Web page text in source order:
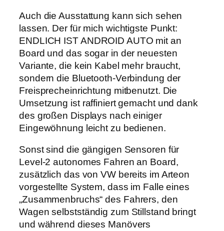
Auch die Ausstattung kann sich sehen
lassen. Der für mich wichtigste Punkt:
ENDLICH IST ANDROID AUTO mit an
Board und das sogar in der neuesten
Variante, die kein Kabel mehr braucht,
sondern die Bluetooth-Verbindung der
Freisprecheinrichtung mitbenutzt. Die
Umsetzung ist raffiniert gemacht und dank
des großen Displays nach einiger
Eingewöhnung leicht zu bedienen.
Sonst sind die gängigen Sensoren für
Level-2 autonomes Fahren an Board,
zusätzlich das von VW bereits im Arteon
vorgestellte System, dass im Falle eines
„Zusammenbruchs“ des Fahrers, den
Wagen selbstständig zum Stillstand bringt
und während dieses Manövers